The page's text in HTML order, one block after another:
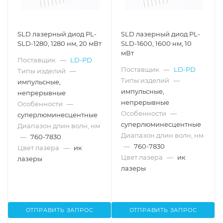
SLD лазерный диод PL-
SLD-1280, 1280 нм, 20 мВт
Поставщик — LD-PD
Типы изделий —
импульсные,
непрерывные
Особенности —
суперлюминесцентные
Диапазон длин волн, нм
— 760-7830
Цвет лазера — ик
лазеры
ОТПРАВИТЬ ЗАПРОС
SLD лазерный диод PL-
SLD-1600, 1600 нм, 10
мВт
Поставщик — LD-PD
Типы изделий —
импульсные,
непрерывные
Особенности —
суперлюминесцентные
Диапазон длин волн, нм
— 760-7830
Цвет лазера — ик
лазеры
ОТПРАВИТЬ ЗАПРОС